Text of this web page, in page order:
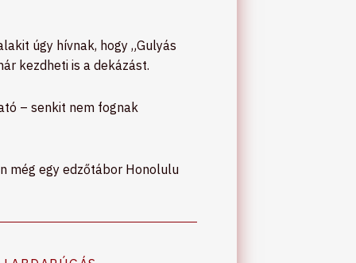
úgy hívnak, hogy „Gulyás
kezdheti is a dekázást.
– senkit nem fognak
még egy edzőtábor Honolulu